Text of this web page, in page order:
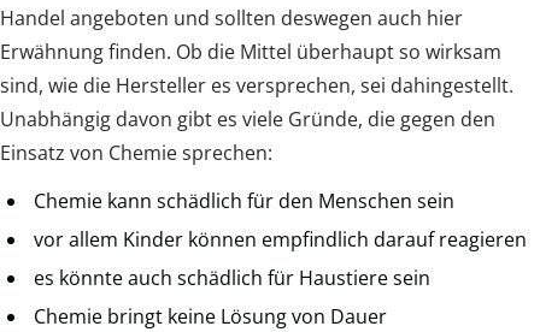
Handel angeboten und sollten deswegen auch hier
Erwähnung finden. Ob die Mittel überhaupt so wirksam
sind, wie die Hersteller es versprechen, sei dahingestellt.
Unabhängig davon gibt es viele Gründe, die gegen den
Einsatz von Chemie sprechen:
Chemie kann schädlich für den Menschen sein
vor allem Kinder können empfindlich darauf reagieren
es könnte auch schädlich für Haustiere sein
Chemie bringt keine Lösung von Dauer